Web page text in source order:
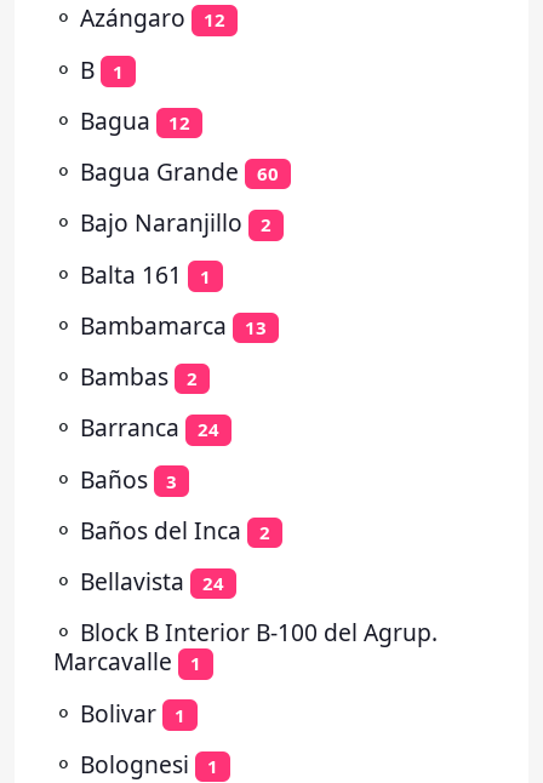
⚬ Azángaro 12
⚬ B 1
⚬ Bagua 12
⚬ Bagua Grande 60
⚬ Bajo Naranjillo 2
⚬ Balta 161 1
⚬ Bambamarca 13
⚬ Bambas 2
⚬ Barranca 24
⚬ Baños 3
⚬ Baños del Inca 2
⚬ Bellavista 24
⚬ Block B Interior B-100 del Agrup.
Marcavalle
1
⚬ Bolivar 1
⚬ Bolognesi 1